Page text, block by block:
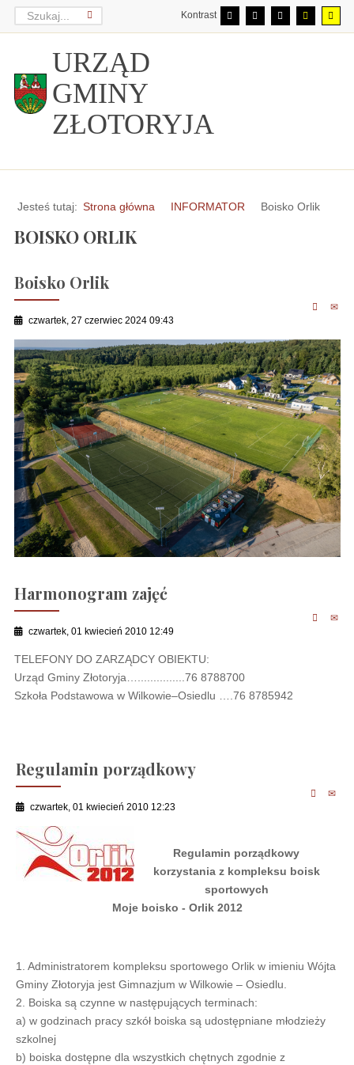
Kontrast
URZĄD
GMINY
ZŁOTORYJA
Jesteś tutaj: Strona główna INFORMATOR Boisko Orlik
BOISKO ORLIK
Boisko Orlik
czwartek, 27 czerwiec 2024 09:43
Harmonogram zajęć
czwartek, 01 kwiecień 2010 12:49
TELEFONY DO ZARZĄDCY OBIEKTU:
Urząd Gminy Złotoryja…...............76 8788700
Szkoła Podstawowa w Wilkowie–Osiedlu ….76 8785942
Regulamin porządkowy
czwartek, 01 kwiecień 2010 12:23
Regulamin porządkowy
korzystania z kompleksu boisk
sportowych
Moje boisko - Orlik 2012
1. Administratorem kompleksu sportowego Orlik w imieniu Wójta
Gminy Złotoryja jest Gimnazjum w Wilkowie – Osiedlu.
2. Boiska są czynne w następujących terminach:
a) w godzinach pracy szkół boiska są udostępniane młodzieży
szkolnej
b) boiska dostępne dla wszystkich chętnych zgodnie z